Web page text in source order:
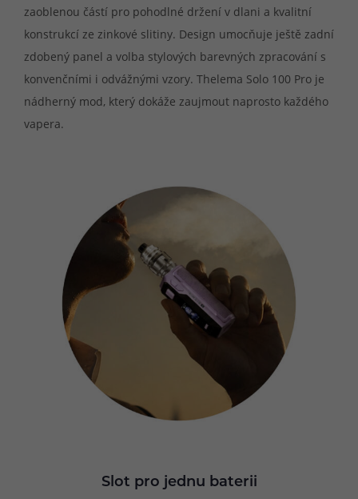
zaoblenou částí pro pohodlné držení v dlani a kvalitní
konstrukcí ze zinkové slitiny. Design umocňuje ještě zadní
zdobený panel a volba stylových barevných zpracování s
konvenčními i odvážnými vzory. Thelema Solo 100 Pro je
nádherný mod, který dokáže zaujmout naprosto každého
vapera.
Slot pro jednu baterii